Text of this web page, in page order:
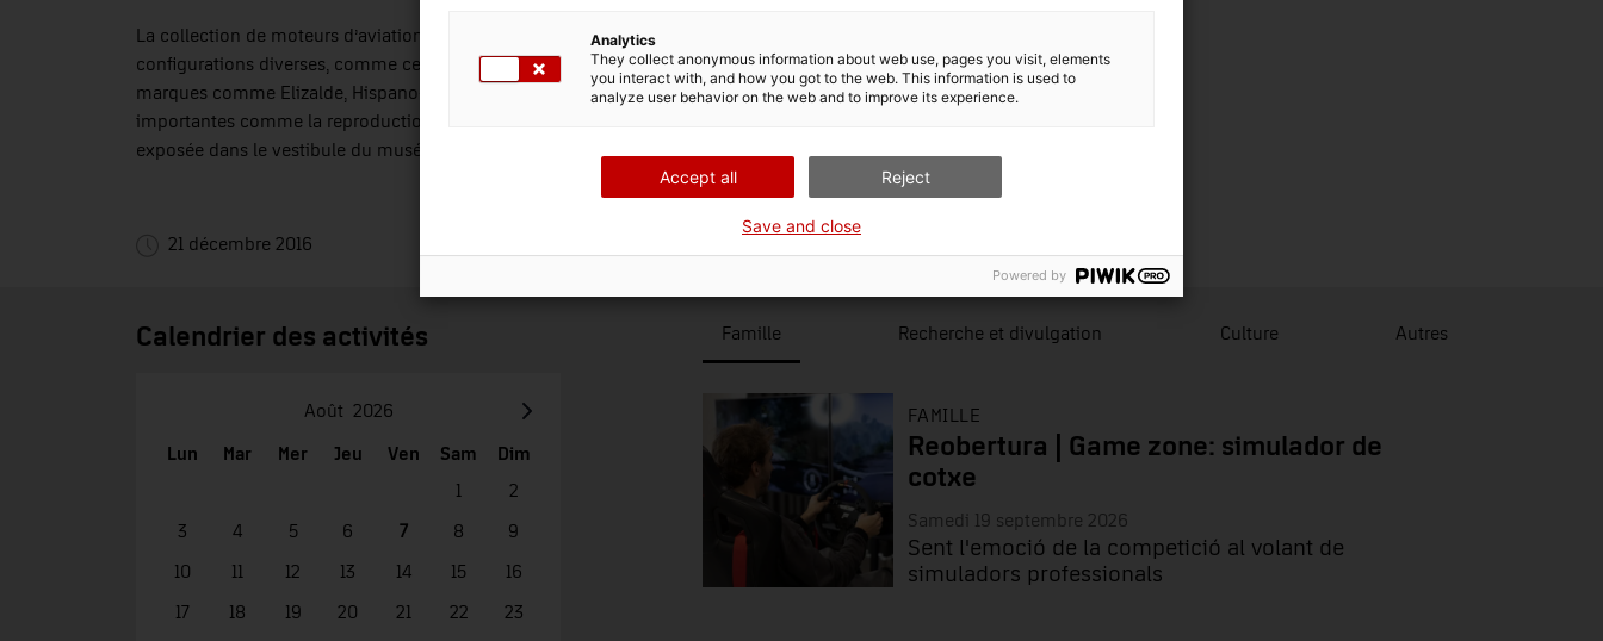
La collection de moteurs d’aviation du mNACTEC est composée par des moteurs de technologies et
configurations diverses, comme ceux à pistons en étoile, en V ou à pistons horizontalement opposés, et de
marques comme Elizalde, Hispano-Suiza ou Rolls-Royce. La collection inclut aussi d’autres pièces
importantes comme la reproduction du pulsoréacteur conçue par Ramon Casanova qui est actuellement
exposée dans le vestibule du musée.
21 décembre 2016
Calendrier des activités
Août 2026
Lun Mar Mer Jeu Ven Sam
Dim
1
2
3 4 5 6 7 8 9
10 11 12 13 14 15 16
17 18 19 20 21 22 23
Famille Recherche et divulgation Culture Autres
FAMILLE
Reobertura | Game zone: simulador de
cotxe
Samedi 19 septembre 2026
Sent l'emoció de la competició al volant de
simuladors professionals
Analytics
They collect anonymous information about web use, pages you visit, elements
you interact with, and how you got to the web. This information is used to
analyze user behavior on the web and to improve its experience.
Accept all Reject
Save and close
Powered by